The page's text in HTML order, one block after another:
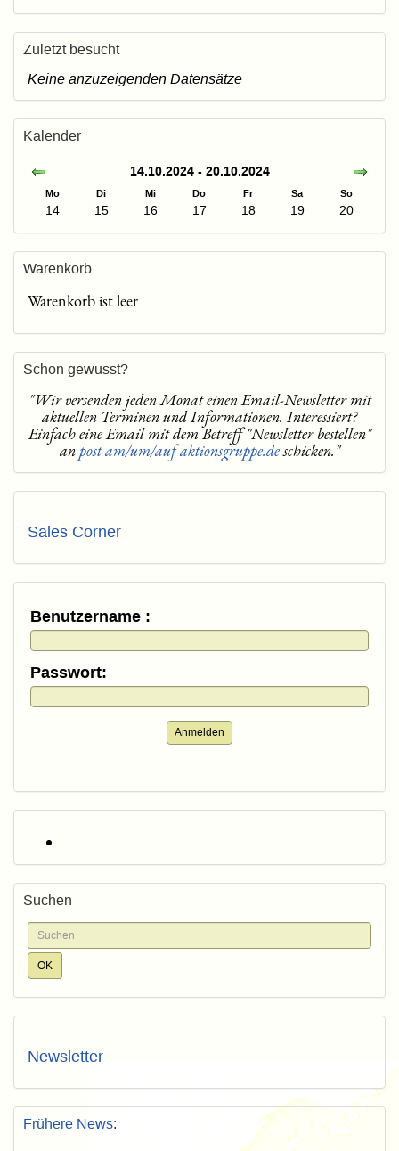
Zuletzt besucht
Keine anzuzeigenden Datensätze
Kalender
14.10.2024 - 20.10.2024
Mo Di Mi Do Fr Sa So
14 15 16 17 18 19 20
Warenkorb
Warenkorb ist leer
Schon gewusst?
"Wir versenden jeden Monat einen Email-Newsletter mit
aktuellen Terminen und Informationen. Interessiert?
Einfach eine Email mit dem Betreff "Newsletter bestellen"
anpost am/um/auf aktionsgruppe.deschicken."
Sales Corner
Benutzername :
Passwort:
Anmelden
Suchen
Newsletter
Frühere News: